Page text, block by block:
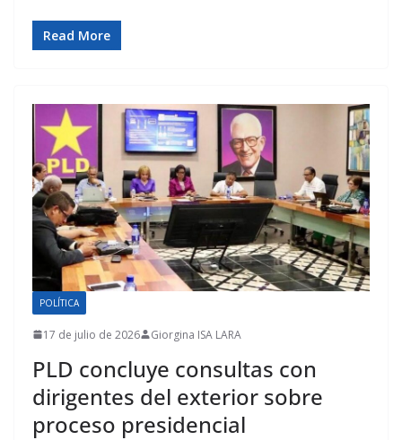
Read More
POLÍTICA
17 de julio de 2026 Giorgina ISA LARA
PLD concluye consultas con
dirigentes del exterior sobre
proceso presidencial